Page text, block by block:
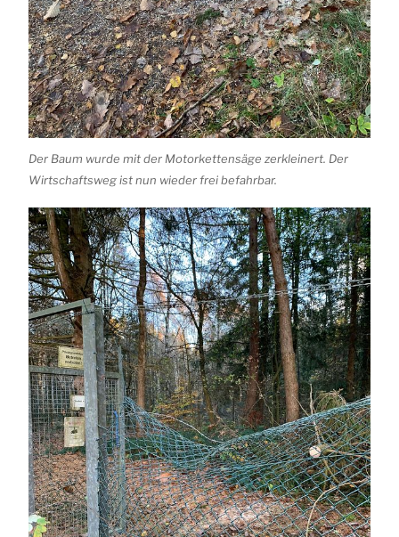
Der Baum wurde mit der Motorkettensäge zerkleinert. Der
Wirtschaftsweg ist nun wieder frei befahrbar.